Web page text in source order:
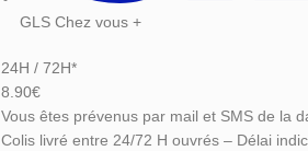
GLS Chez vous +
24H / 72H*
8.90€
Vous êtes prévenus par mail et SMS de la
Colis livré entre 24/72 H ouvrés – Délai